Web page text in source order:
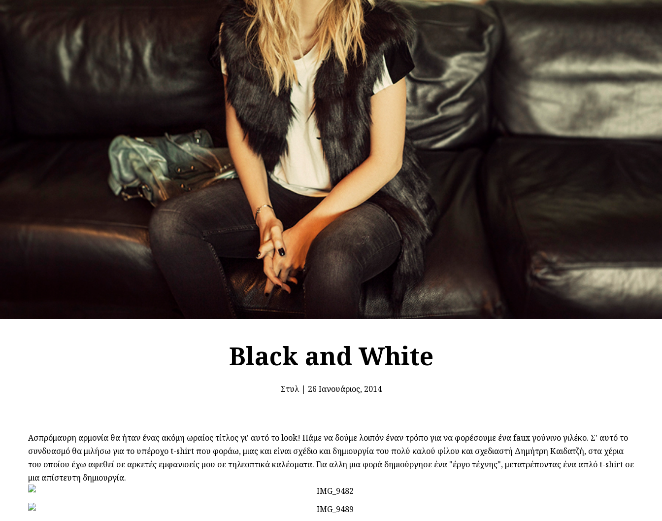
Black and White
Στυλ| 26 Ιανουάριος, 2014
Ασπρόμαυρη αρμονία θα ήταν ένας ακόμη ωραίος τίτλος γι' αυτό το look! Πάμε να δούμε λοιπόν έναν τρόπο για να φορέσουμε ένα faux γούνινο γιλέκο. Σ' αυτό το
συνδυασμό θα μιλήσω για το υπέροχο t-shirt που φοράω, μιας και είναι σχέδιο και δημιουργία του πολύ καλού φίλου και σχεδιαστή Δημήτρη Καιδατζή, στα χέρια
του οποίου έχω αφεθεί σε αρκετές εμφανισείς μου σε τηλεοπτικά καλέσματα. Για αλλη μια φορά δημιούργησε ένα "έργο τέχνης", μετατρέποντας ένα απλό t-shirt σε
μια απίστευτη δημιουργία.